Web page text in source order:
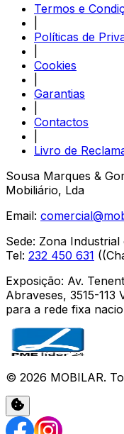
Termos e
Políticas de
Cookies
Garantias
Contactos
Livro de
Sousa Marques &
Mobiliário, Lda
Email:
Sede: Zona Industrial
Tel: 232 450 631 (
Exposição: Av.
Abraveses, 3515-113
para a rede fixa
© 2026 MOBILAR.